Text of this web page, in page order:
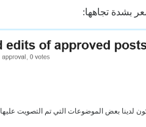
بشدة تجاهها:
لدينا بعض الموضوعات التي تم التصويت عليها